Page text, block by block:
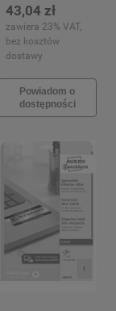
100 arkuszy
(1)
43,04 zł
zawiera 23% VAT,
bez kosztów
dostawy
Powiadom o
dostępności